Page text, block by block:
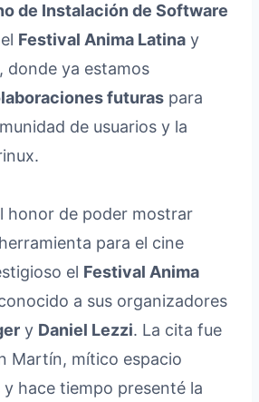
de Instalación de Software
Festival Anima Latina y
, donde ya estamos
futuras para
de usuarios y la
honor de poder mostrar
para el cine
el Festival Anima
a sus organizadores
y Daniel Lezzi. La cita fue
Martín, mítico espacio
y hace tiempo presenté la